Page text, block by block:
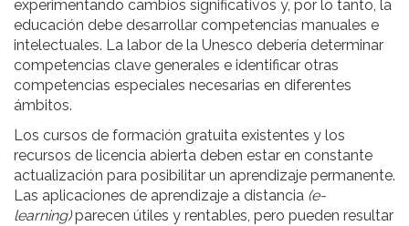
experimentando cambios significativos y, por lo tanto, la
educación debe desarrollar competencias manuales e
intelectuales. La labor de la Unesco debería determinar
competencias clave generales e identificar otras
competencias especiales necesarias en diferentes
ámbitos.
Los cursos de formación gratuita existentes y los
recursos de licencia abierta deben estar en constante
actualización para posibilitar un aprendizaje permanente.
Las aplicaciones de aprendizaje a distancia (e-
learning)parecen útiles y rentables, pero pueden resultar